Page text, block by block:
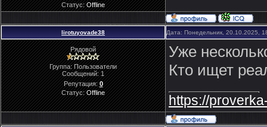
Статус:Offline
lirotuyovade38 Дата: Понедельник, 20.10.2025,
Рядовой
Группа: Пользователи
Сообщений:1
Репутация:0
Статус:Offline
Уже
Кто ищет
https://